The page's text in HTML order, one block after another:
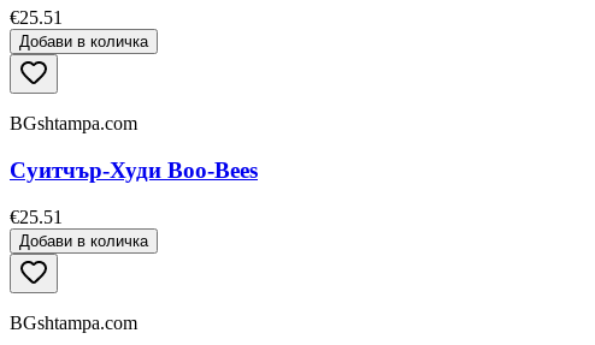
€25.51
Добави в количка
BGshtampa.com
Суитчър-Худи Boo-Bees
€25.51
Добави в количка
BGshtampa.com